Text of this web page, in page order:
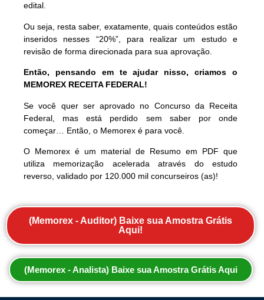
edital.
Ou seja, resta saber, exatamente, quais conteúdos estão
inseridos nesses “20%”, para realizar um estudo e
revisão de forma direcionada para sua aprovação.
Então, pensando em te ajudar nisso, criamos o
MEMOREX RECEITA FEDERAL!
Se você quer ser aprovado no Concurso da Receita
Federal, mas está perdido sem saber por onde
começar… Então, o Memorex é para você.
O Memorex é um material de Resumo em PDF que
utiliza memorização acelerada através do estudo
reverso, validado por 120.000 mil concurseiros (as)!
(Memorex - Auditor) Baixe sua Amostra Grátis
Aqui!
(Memorex - Analista) Baixe sua Amostra Grátis Aqui